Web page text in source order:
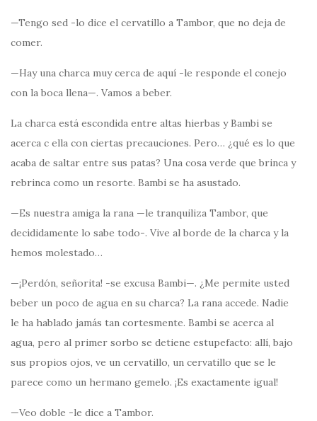
—Tengo sed -lo dice el cervatillo a Tambor, que no deja de
comer.
—Hay una charca muy cerca de aquí -le responde el conejo
con la boca llena—. Vamos a beber.
La charca está escondida entre altas hierbas y Bambi se
acerca c ella con ciertas precauciones. Pero… ¿qué es lo que
acaba de saltar entre sus patas? Una cosa verde que brinca y
rebrinca como un resorte. Bambi se ha asustado.
—Es nuestra amiga la rana —le tranquiliza Tambor, que
decididamente lo sabe todo-. Vive al borde de la charca y la
hemos molestado…
—¡Perdón, señorita! -se excusa Bambi—. ¿Me permite usted
beber un poco de agua en su charca? La rana accede. Nadie
le ha hablado jamás tan cortesmente. Bambi se acerca al
agua, pero al primer sorbo se detiene estupefacto: allí, bajo
sus propios ojos, ve un cervatillo, un cervatillo que se le
parece como un hermano gemelo. ¡Es exactamente igual!
—Veo doble -le dice a Tambor.